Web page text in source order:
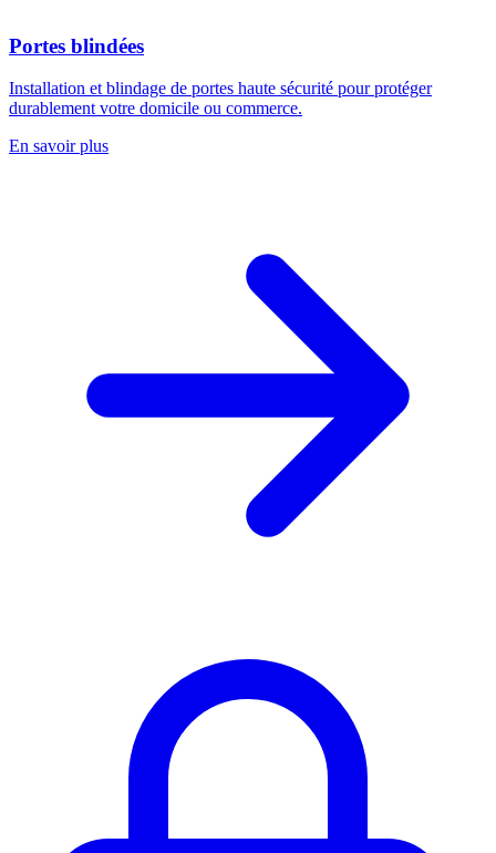
Portes blindées
Installation et blindage de portes haute sécurité pour protéger
durablement votre domicile ou commerce.
En savoir plus